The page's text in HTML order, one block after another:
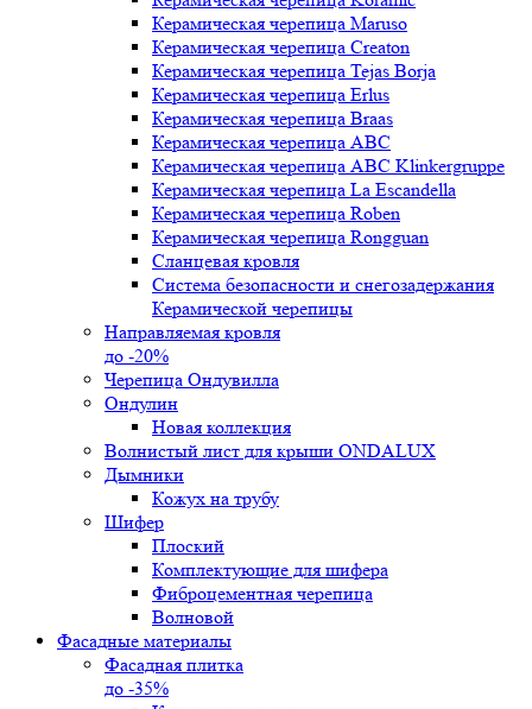
Керамическая черепица Maruso
Керамическая черепица Creaton
Керамическая черепица Tejas Borja
Керамическая черепица Erlus
Керамическая черепица Braas
Керамическая черепица ABC
Керамическая черепица ABC Klinkergruppe
Керамическая черепица La Escandella
Керамическая черепица Roben
Керамическая черепица Rongguan
Сланцевая кровля
Система безопасности и снегозадержания
Керамической черепицы
Направляемая кровля
до -20%
Черепица Ондувилла
Ондулин
Новая коллекция
Волнистый лист для крыши ONDALUX
Дымники
Кожух на трубу
Шифер
Плоский
Комплектующие для шифера
Фиброцементная черепица
Волновой
Фасадные материалы
Фасадная плитка
до -35%